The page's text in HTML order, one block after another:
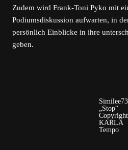
Zudem wird Frank-Toni Pyko mit
Podiumsdiskussion aufwarten, in
persönlich Einblicke in ihre
geben.
„Stop“
KARLA
Tempo